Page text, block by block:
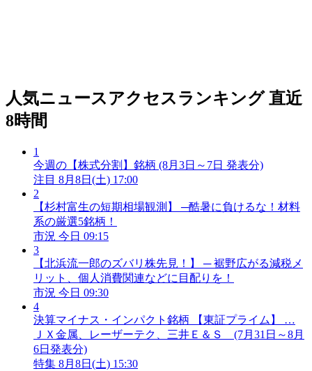
人気ニュースアクセスランキング 直近
8時間
1
今週の【株式分割】銘柄 (8月3日～7日 発表分)
注目 8月8日(土) 17:00
2
【杉村富生の短期相場観測】 ─酷暑に負けるな！材料
系の厳選5銘柄！
市況 今日 09:15
3
【北浜流一郎のズバリ株先見！】 ─ 裾野広がる減税メ
リット、個人消費関連などに目配りを！
市況 今日 09:30
4
決算マイナス・インパクト銘柄 【東証プライム】 …
ＪＸ金属、レーザーテク、三井Ｅ＆Ｓ (7月31日～8月
6日発表分)
特集 8月8日(土) 15:30